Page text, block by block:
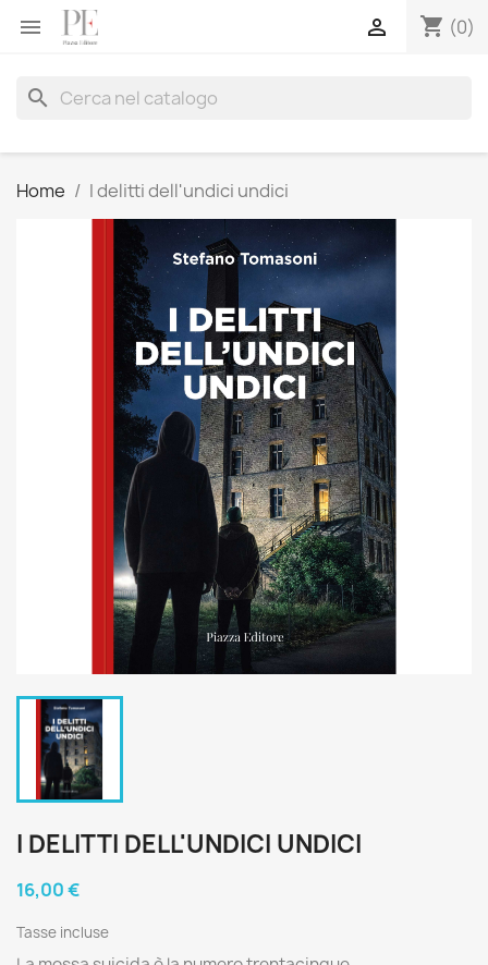
 shopping_cart (0)

search
Home I delitti dell'undici undici
I DELITTI DELL'UNDICI UNDICI
16,00 €
Tasse incluse